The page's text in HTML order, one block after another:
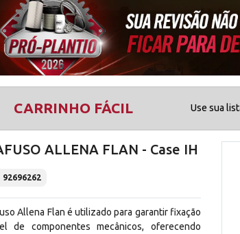
CARRINHO FÁCIL Use sua
ALLENA FLAN - Case IH
92696262
Allena Flan é utilizado para garantir fixação
de componentes mecânicos, oferecendo